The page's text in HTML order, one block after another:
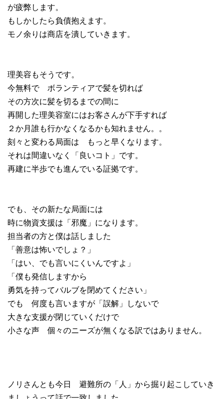
が疲弊します。
もしかしたら負債抱えます。
モノ余りは商店を潰していきます。
理美容もそうです。
今無料で ボランティアで髪を切れば
その方次に髪を切るまでの間に
再開した理美容室にはお客さんが下手すれば
２か月誰も行かなくなるかも知れません。。
刻々と変わる局面は もっと早くなります。
それは間違いなく「良いコト」です。
再建に半歩でも進んでいる証拠です。
でも、その新たな局面には
時に物資支援は「邪魔」になります。
担当者の方と僕は話しました
「善意は怖いでしょ？」
「はい、でも言いにくいんですよ」
「僕も発信しますから
勇気を持ってバルブを閉めてください」
でも 何度も言いますが「誤解」しないで
大きな支援が閉じていくだけで
小さな声 個々のニーズが無くなる訳ではありません。
ノリさんとも今日 避難所の「人」から掘り起こしていき